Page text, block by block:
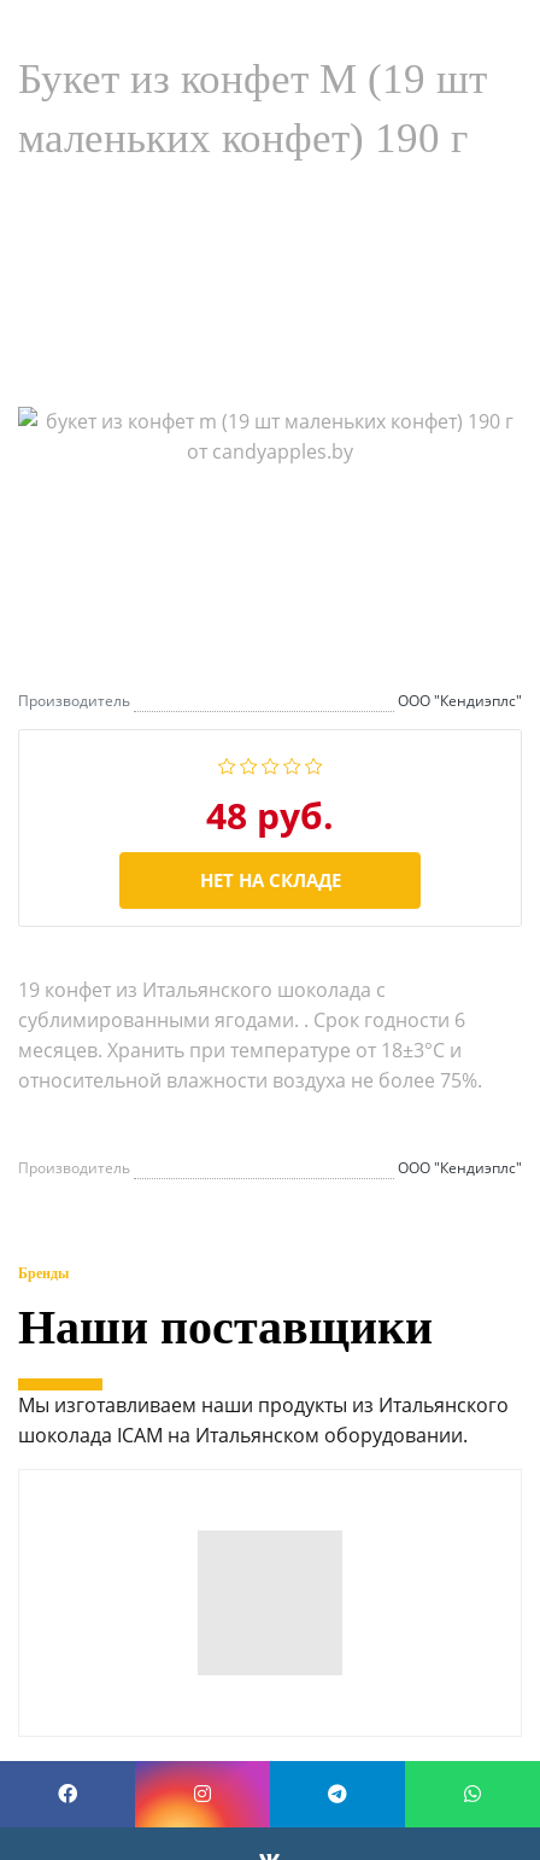
Букет из конфет M (19 шт
маленьких конфет) 190 г
Производитель ООО "Кендиэплс"
48 руб.
НЕТ НА СКЛАДЕ
19 конфет из Итальянского шоколада с
сублимированными ягодами. . Срок годности 6
месяцев. Хранить при температуре от 18±3°С и
относительной влажности воздуха не более 75%.
Производитель ООО "Кендиэплс"
Бренды
Наши поставщики
Мы изготавливаем наши продукты из Итальянского
шоколада ICAM на Итальянском оборудовании.